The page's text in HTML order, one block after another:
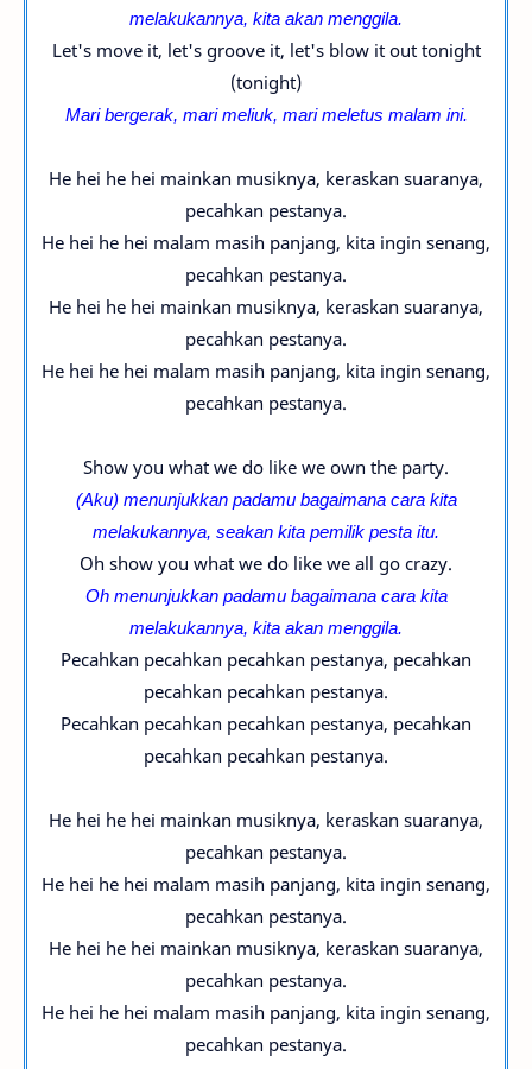
melakukannya, kita akan menggila.
Let's move it, let's groove it, let's blow it out tonight
(tonight)
Mari bergerak, mari meliuk, mari meletus malam ini.
He hei he hei mainkan musiknya, keraskan suaranya,
pecahkan pestanya.
He hei he hei malam masih panjang, kita ingin senang,
pecahkan pestanya.
He hei he hei mainkan musiknya, keraskan suaranya,
pecahkan pestanya.
He hei he hei malam masih panjang, kita ingin senang,
pecahkan pestanya.
Show you what we do like we own the party.
(Aku) menunjukkan padamu bagaimana cara kita
melakukannya, seakan kita pemilik pesta itu.
Oh show you what we do like we all go crazy.
Oh menunjukkan padamu bagaimana cara kita
melakukannya, kita akan menggila.
Pecahkan pecahkan pecahkan pestanya, pecahkan
pecahkan pecahkan pestanya.
Pecahkan pecahkan pecahkan pestanya, pecahkan
pecahkan pecahkan pestanya.
He hei he hei mainkan musiknya, keraskan suaranya,
pecahkan pestanya.
He hei he hei malam masih panjang, kita ingin senang,
pecahkan pestanya.
He hei he hei mainkan musiknya, keraskan suaranya,
pecahkan pestanya.
He hei he hei malam masih panjang, kita ingin senang,
pecahkan pestanya.